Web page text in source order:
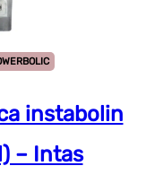
instabolin
– Intas